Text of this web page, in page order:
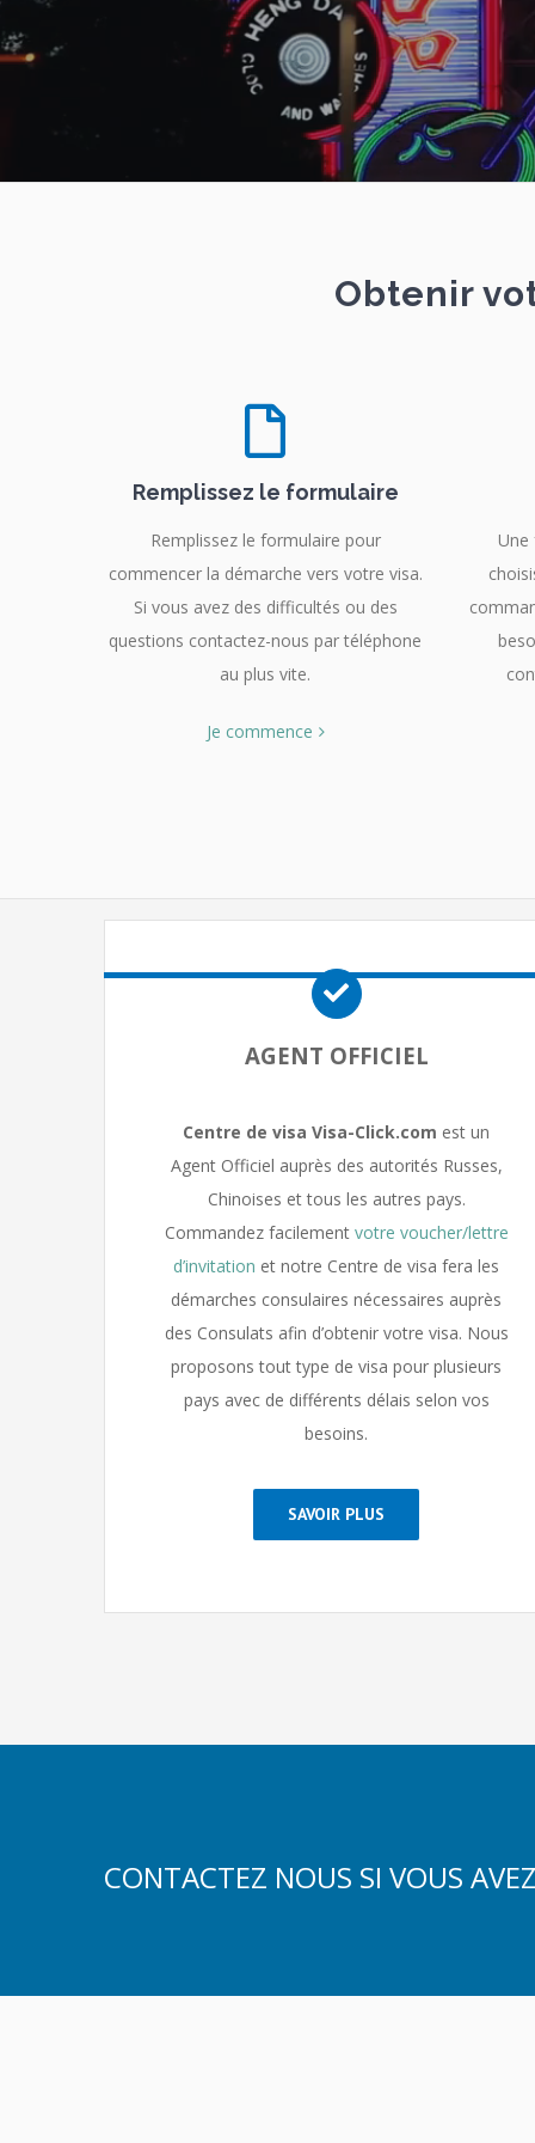
Obtenir
Remplissez le formulaire
Remplissez le formulaire pour
commencer la démarche vers votre visa.
Si vous avez des difficultés ou des
questions contactez-nous par téléphone
au plus vite.
Je commence
AGENT OFFICIEL
Centre de visa Visa-Click.com est un
Agent Officiel auprès des autorités Russes,
Chinoises et tous les autres pays.
Commandez facilement votre voucher/lettre
d’invitation et notre Centre de visa fera les
démarches consulaires nécessaires auprès
des Consulats afin d’obtenir votre visa. Nous
proposons tout type de visa pour plusieurs
pays avec de différents délais selon vos
besoins.
SAVOIR PLUS
CONTACTEZ NOUS SI VOUS